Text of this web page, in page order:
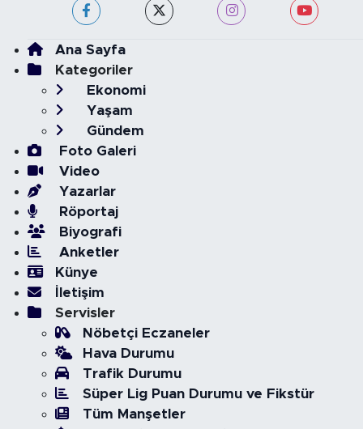
Ana Sayfa
Kategoriler
Ekonomi
Yaşam
Gündem
Foto Galeri
Video
Yazarlar
Röportaj
Biyografi
Anketler
Künye
İletişim
Servisler
Nöbetçi Eczaneler
Hava Durumu
Trafik Durumu
Süper Lig Puan Durumu ve Fikstür
Tüm Manşetler